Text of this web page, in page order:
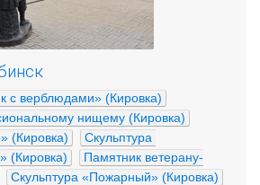
с верблюдами» (Кировка)
нищему (Кировка)
(Кировка)
Скульптура
(Кировка)
Памятник ветерану-
Скульптура «Пожарный» (Кировка)